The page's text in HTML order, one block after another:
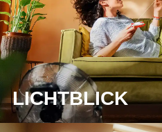
LICHTBLICK